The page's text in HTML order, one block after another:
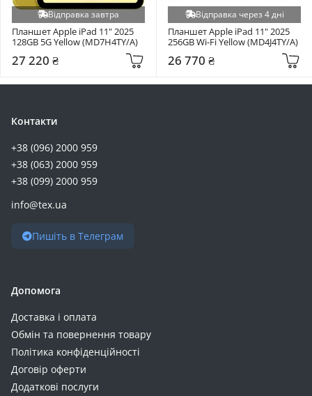
Відправка завтра
Планшет Apple iPad 11" 2025
128GB 5G Yellow (MD7H4TY/A)
27 220 ₴
Відправка через 4 дні
Планшет Apple iPad 11" 2025
256GB Wi-Fi Yellow (MD4J4TY/A)
26 770 ₴
Контакти
+38 (096) 2000 959
+38 (063) 2000 959
+38 (099) 2000 959
info@tex.ua
Пишіть в Телеграм
Допомога
Доставка і оплата
Обмін та повернення товару
Політика конфіденційності
Договір оферти
Додаткові послуги